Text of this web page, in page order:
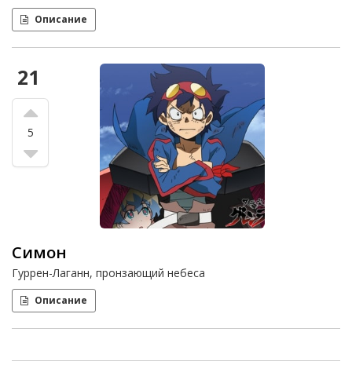
Описание
21
5
Симон
Гуррен-Лаганн, пронзающий небеса
Описание